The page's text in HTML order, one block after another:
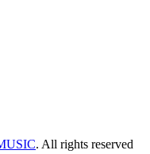
. All rights reserved